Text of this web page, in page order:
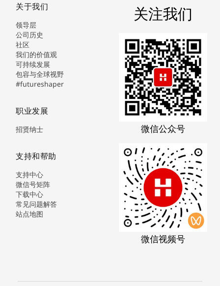
关于我们
领导层
公司历史
社区
我们的价值观
可持续发展
包容与全球视野
#futureshaper
职业发展
招贤纳士
支持和帮助
支持中心
微信号矩阵
下载中心
常见问题解答
站点地图
关注我们
微信公众号
微信视频号